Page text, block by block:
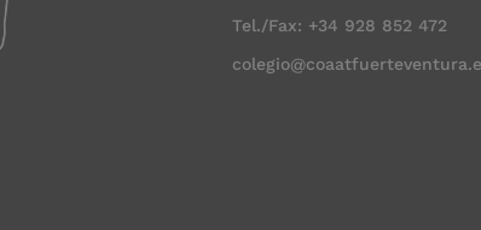
Tel./Fax: +34 928 852 472